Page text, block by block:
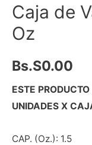
Caja de
Oz
Bs.S0.00
ESTE
UNIDADES X
CAP. (Oz.): 1.5